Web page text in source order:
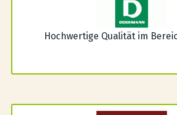
Hochwertige Qualität im